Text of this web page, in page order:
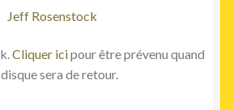
Jeff Rosenstock
Cliquer icipour être prévenu quand
sera de retour.